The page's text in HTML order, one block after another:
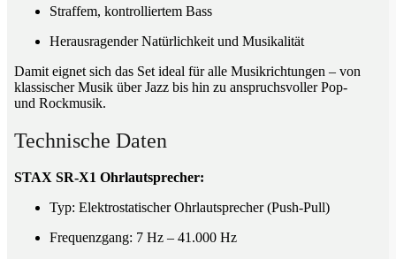
Straffem, kontrolliertem Bass
Herausragender Natürlichkeit und Musikalität
Damit eignet sich das Set ideal für alle Musikrichtungen – von
klassischer Musik über Jazz bis hin zu anspruchsvoller Pop-
und Rockmusik.
Technische Daten
STAX SR-X1 Ohrlautsprecher:
Typ: Elektrostatischer Ohrlautsprecher (Push-Pull)
Frequenzgang: 7 Hz – 41.000 Hz